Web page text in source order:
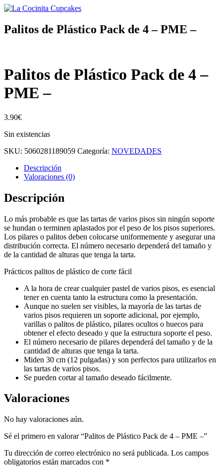
Palitos de Plástico Pack de 4 – PME –
Palitos de Plástico Pack de 4 –
PME –
3.90€
Sin existencias
SKU: 5060281189059 Categoría: NOVEDADES
Descripción
Valoraciones (0)
Descripción
Lo más probable es que las tartas de varios pisos sin ningún soporte
se hundan o terminen aplastados por el peso de los pisos superiores.
Los pilares o palitos deben colocarse uniformemente y asegurar una
distribución correcta. El número necesario dependerá del tamaño y
de la cantidad de alturas que tenga la tarta.
Prácticos palitos de plástico de corte fácil
A la hora de crear cualquier pastel de varios pisos, es esencial
tener en cuenta tanto la estructura como la presentación.
Aunque no suelen ser visibles, la mayoría de las tartas de
varios pisos requieren un soporte adicional, por ejemplo,
varillas o palitos de plástico, pilares ocultos o huecos para
obtener el efecto deseado y que la estructura soporte el peso.
El número necesario de pilares dependerá del tamaño y de la
cantidad de alturas que tenga la tarta.
Miden 30 cm (12 pulgadas) y son perfectos para utilizarlos en
las tartas de varios pisos.
Se pueden cortar al tamaño deseado fácilmente.
Valoraciones
No hay valoraciones aún.
Sé el primero en valorar “Palitos de Plástico Pack de 4 – PME –”
Tu dirección de correo electrónico no será publicada. Los campos
obligatorios están marcados con *